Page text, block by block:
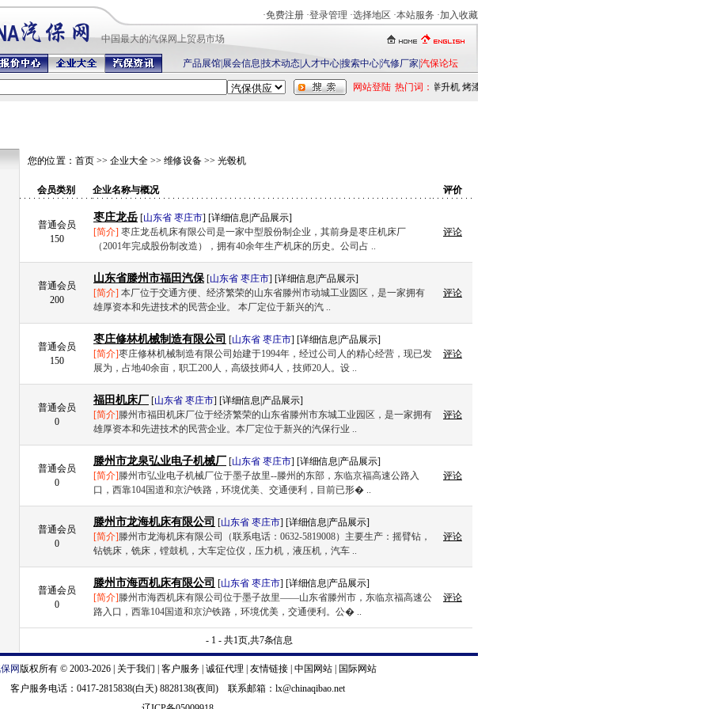
中国最
·免费注册 ·登录管理 ·选择地区 ·本站服务 ·加入收藏
大的汽保网上贸易市场
产品展馆| 展会信息 技术动态| 人才中心|搜索中心|汽修厂家 汽保论坛
网站登陆 热门词： 举升机 烤漆房
您的位置： 首页 >> 企业大全 >> 维修设备 >> 光毂机
会员类别 企业名称与概况 评价
普通会员
150
枣庄龙岳 [山东省 枣庄市] [详细信息 产品展示]
[简介] 枣庄龙岳机床有限公司是一家中型股份制企业，其前身是枣庄机床厂
（2001年完成股份制改造），拥有40余年生产机床的历史。公司占 ..
评论
普通会员
200
山东省滕州市福田汽保[山东省 枣庄市] [详细信息 产品展示]
[简介] 本厂位于交通方便、经济繁荣的山东省滕州市动城工业圆区，是一家拥有
雄厚资本和先进技术的民营企业。 本厂定位于新兴的汽 ..
评论
普通会员
150
枣庄修林机械制造有限公司 [山东省 枣庄市] [详细信息 产品展示]
[简介]枣庄修林机械制造有限公司始建于1994年，经过公司人的精心经营，现已发
展为，占地40余亩，职工200人，高级技师4人，技师20人。设 ..
评论
普通会员
0
福田机床厂 [山东省 枣庄市] [详细信息 产品展示]
[简介]滕州市福田机床厂位于经济繁荣的山东省滕州市东城工业园区，是一家拥有
雄厚资本和先进技术的民营企业。本厂定位于新兴的汽保行业 ..
评论
普通会员
0
滕州市龙泉弘业电子机械厂 [山东省 枣庄市] [详细信息 产品展示]
[简介]滕州市弘业电子机械厂位于墨子故里--滕州的东部，东临京福高速公路入
口，西靠104国道和京沪铁路，环境优美、交通便利，目前已形� ..
评论
普通会员
0
滕州市龙海机床有限公司 [山东省 枣庄市] [详细信息 产品展示]
[简介]滕州市龙海机床有限公司（联系电话：0632-5819008）主要生产：摇臂钻，
钻铣床，铣床，镗鼓机，大车定位仪，压力机，液压机，汽车 ..
评论
普通会员
0
滕州市海西机床有限公司 [山东省 枣庄市] [详细信息 产品展示]
[简介]滕州市海西机床有限公司位于墨子故里——山东省滕州市，东临京福高速公
路入口，西靠104国道和京沪铁路，环境优美，交通便利。公� ..
评论
- 1 - 共1页,共7条信息
网版权所有 © 2003-2026 | 关于我们 客户服务 诚征代理 友情链接 中国网站
国际网站
客户服务电话：0417-2815838(白天) 8828138(夜间) 联系邮箱： lx@chinaqibao.net